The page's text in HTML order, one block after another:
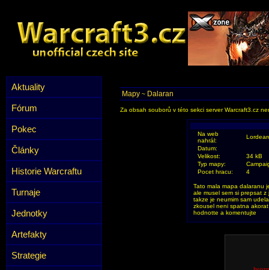
Aktuality
Fórum
Pokec
Články
Historie Warcraftu
Turnaje
Jednotky
Artefakty
Strategie
Mapy ~ Dalaran
Za obsah souborů v této sekci server Warcraft3.cz
Na web
nahrál:
Datum:
Velikost:
34 kB
Typ mapy:
Pocet hracu:
4
Tato mala mapa dalaranu
ale musel sem si prepsat
takze je neumim sam
zkousel neni spatna
hodnotte a komentujte